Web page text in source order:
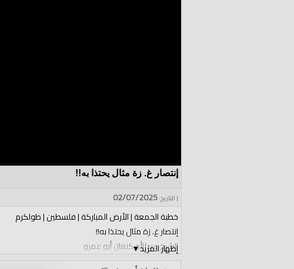
إنتصار غ. زة مثال يحتذا به!!
| التاريخ:02/07/2025
إظهار المزيد▼
خطبة الجمعة | الأرض المباركة | فلسطين | طولكرم
إنتصار غ. زة مثال يحتذا به!!
الشيخ عبدالله كنعان أبو عمرو